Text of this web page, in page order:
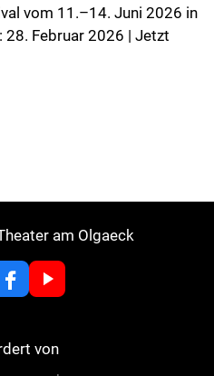
vom 11.–14. Juni 2026 in
Februar 2026 | Jetzt
am Olgaeck
von